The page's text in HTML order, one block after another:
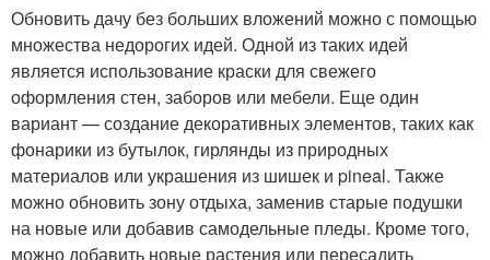
Обновить дачу без больших вложений можно с помощью
множества недорогих идей. Одной из таких идей
является использование краски для свежего
оформления стен, заборов или мебели. Еще один
вариант — создание декоративных элементов, таких как
фонарики из бутылок, гирлянды из природных
материалов или украшения из шишек и pineal. Также
можно обновить зону отдыха, заменив старые подушки
на новые или добавив самодельные пледы. Кроме того,
можно добавить новые растения или пересадить